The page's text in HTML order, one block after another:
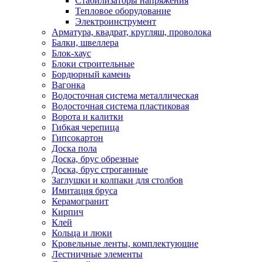
Тепловое оборудование
Электроинструмент
Арматура, квадрат, кругляш, проволока
Балки, швеллера
Блок-хаус
Блоки строительные
Бордюрный камень
Вагонка
Водосточная система металлическая
Водосточная система пластиковая
Ворота и калитки
Гибкая черепица
Гипсокартон
Доска пола
Доска, брус обрезные
Доска, брус строганные
Заглушки и колпаки для столбов
Имитация бруса
Керамогранит
Кирпич
Клей
Кольца и люки
Кровельные ленты, комплектующие
Лестничные элементы